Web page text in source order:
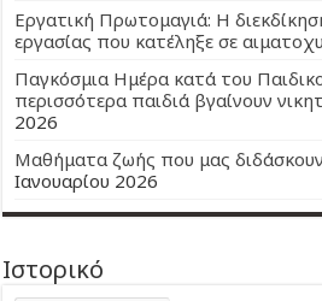
Εργατική Πρωτομαγιά: Η
εργασίας που κατέληξε σε
Παγκόσμια Ημέρα κατά του
περισσότερα παιδιά βγαίνουν
2026
Μαθήματα ζωής που μας
Ιανουαρίου 2026
Ιστορικό